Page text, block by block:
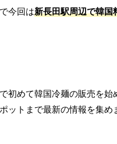
今回は新長田駅周辺で韓国
初めて韓国冷麺の販売を
ットまで最新の情報を集め